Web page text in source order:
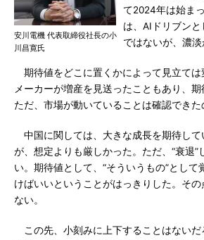
安川電機 代表取締役社長の小
川昌寛氏
て2024年は始ま
は、AIドリブン
ではないが、濃淡
期待値をどこに置くかによって見立ては
メーカーが増産を見送ったこともあり、期
ただ、市場が動いていることは確認できた
中国に関しては、大きな成長を期待して
が、想定よりも厳しかった。ただ、“衰退”
い。期待値として、“そういうもの”として
けばいいということがはっきりした。そ
ない。
この先、小刻みに上下することはないだ